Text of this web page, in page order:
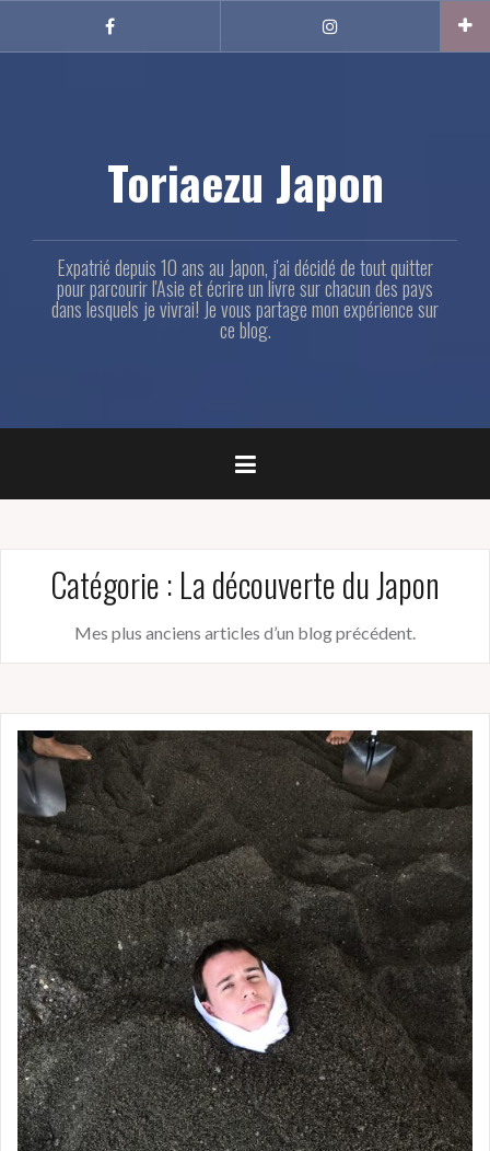
Facebook
Toriaezu Japon
Expatrié depuis 10 ans au Japon, j'ai décidé de tout quitter
pour parcourir l'Asie et écrire un livre sur chacun des pays
dans lesquels je vivrai! Je vous partage mon expérience sur
ce blog.
Catégorie : La découverte du Japon
Mes plus anciens articles d’un blog précédent.